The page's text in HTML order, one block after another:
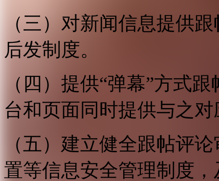
（三）对新闻信息提供
后发制度。
（四）提供“弹幕”方式
台和页面同时提供与之
（五）建立健全跟帖评
置等信息安全管理制度